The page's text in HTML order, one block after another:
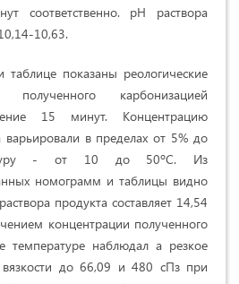
рН раствора
10,63.
показаны реологические
полученного карбонизацией
15 минут. Концентрацию
варьировали в пределах от 5% до
- от 10 до 50ºС. Из
номограмм и таблицы видно
продукта составляет 14,54
концентрации полученного
температуре наблюдал а резкое
вязкости до 66,09 и 480 сПз при